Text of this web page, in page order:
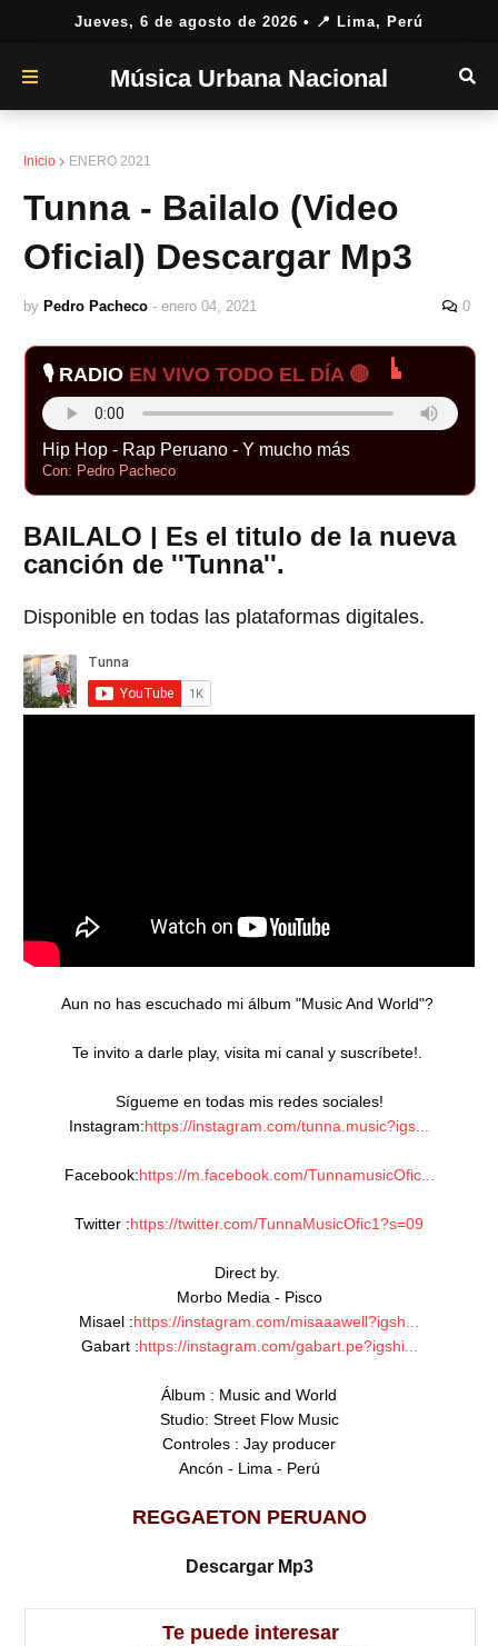
Jueves, 6 de agosto de 2026 • 📍 Lima, Perú
Música Urbana Nacional
Inicio ENERO 2021
Tunna - Bailalo (Video
Oficial) Descargar Mp3
by Pedro Pacheco - enero 04, 2021 0
🎙️ RADIO EN VIVO TODO EL DÍA 🔴
Hip Hop - Rap Peruano - Y mucho más
Con: Pedro Pacheco
BAILALO | Es el titulo de la nueva
canción de ''Tunna''.
Disponible en todas las plataformas digitales.
Aun no has escuchado mi álbum "Music And World"?
Te invito a darle play, visita mi canal y suscríbete!.
Sígueme en todas mis redes sociales!
Instagram:https://instagram.com/tunna.music?igs...
Facebook:https://m.facebook.com/TunnamusicOfic...
Twitter :https://twitter.com/TunnaMusicOfic1?s=09
Direct by.
Morbo Media - Pisco
Misael :https://instagram.com/misaaawell?igsh...
Gabart :https://instagram.com/gabart.pe?igshi...
Álbum : Music and World
Studio: Street Flow Music
Controles : Jay producer
Ancón - Lima - Perú
REGGAETON PERUANO
Descargar Mp3
Te puede interesar